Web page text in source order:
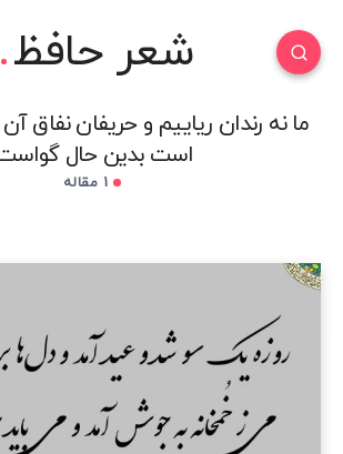
شعر حافظ
ما نه رندان ریاییم و حریفان نفاق
است بدین حال